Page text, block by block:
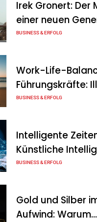
DeutschlandGPT
§203-konformen
Ärzte, Anwälte und
Steuerberater ein
Tanja Schiller 10.
Herausragende
Finanzbildung 2026:
Tanja Schiller 10.
Irek Gronert: Der
einer neuen
von Unternehmern
BUSINESS & ERFOLG
Work-Life-
Führungskräfte:
oder echte
BUSINESS & ERFOLG
Intelligente
Künstliche
Geschäftswelt
BUSINESS & ERFOLG
Gold und Silber
Aufwind: Warum